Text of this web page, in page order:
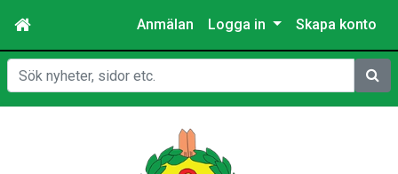
Anmälan Logga in Skapa konto
Sök